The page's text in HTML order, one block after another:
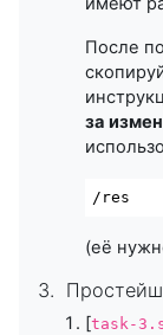
После
за
/res
(её
3.
[task-